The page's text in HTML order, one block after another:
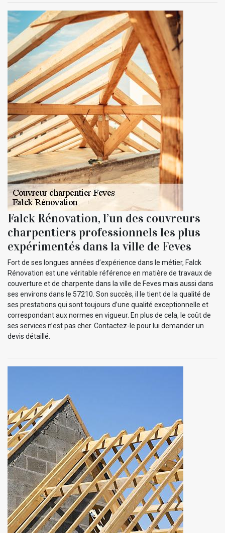
Falck Rénovation, l’un des couvreurs
charpentiers professionnels les plus
expérimentés dans la ville de Feves
Fort de ses longues années d’expérience dans le métier, Falck
Rénovation est une véritable référence en matière de travaux de
couverture et de charpente dans la ville de Feves mais aussi dans
ses environs dans le 57210. Son succès, il le tient de la qualité de
ses prestations qui sont toujours d’une qualité exceptionnelle et
correspondant aux normes en vigueur. En plus de cela, le coût de
ses services n’est pas cher. Contactez-le pour lui demander un
devis détaillé.